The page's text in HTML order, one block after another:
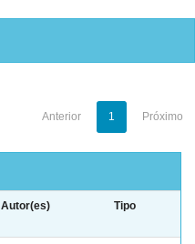
Anterior 1 Próximo
Autor(es) Tipo